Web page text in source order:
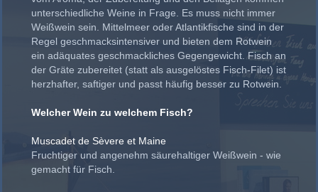
unterschiedliche Weine in Frage. Es muss nicht immer
Weißwein sein. Mittelmeer oder Atlantikfische sind in der
Regel geschmacksintensiver und bieten dem Rotwein
ein adäquates geschmackliches Gegengewicht. Fisch an
der Gräte zubereitet (statt als ausgelöstes Fisch-Filet) ist
herzhafter, saftiger und passt häufig besser zu Rotwein.
Welcher Wein zu welchem Fisch?
Muscadet de Sèvere et Maine
Fruchtiger und angenehm säurehaltiger Weißwein - wie
gemacht für Fisch.